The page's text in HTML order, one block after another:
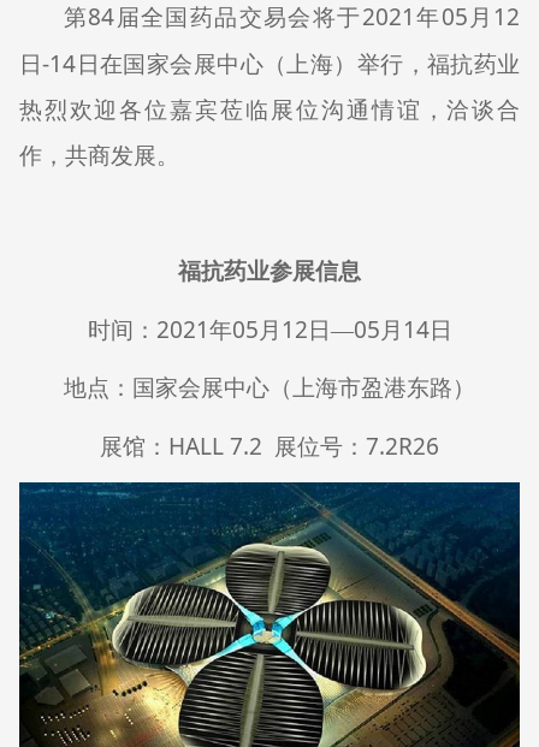
第84届全国药品交易会将于2021 年05 月 12
日-14 日在国家会展中心（上海）举行，福抗药业
热烈欢迎各位嘉宾莅临展位沟通情谊，洽谈合
作，共商发展。
福抗药业参展信息
时间： 2021年05 月 12 日—05 月 14日
地点：国家会展中心（上海市盈港东路）
展馆： HALL 7.2 展位号： 7.2R26